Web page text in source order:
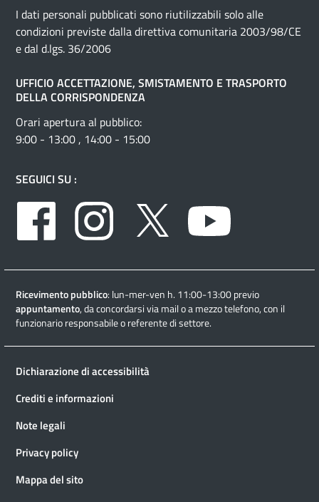
I dati personali pubblicati sono riutilizzabili solo alle
condizioni previste dalla direttiva comunitaria 2003/98/CE
e dal d.lgs. 36/2006
UFFICIO ACCETTAZIONE, SMISTAMENTO E TRASPORTO
DELLA CORRISPONDENZA
Orari apertura al pubblico:
9:00 - 13:00 , 14:00 - 15:00
SEGUICI SU :
Facebook
Instagram Twitter
Ricevimento pubblico: lun-mer-ven h. 11:00-13:00 previo
appuntamento, da concordarsi via mail o a mezzo telefono, con il
funzionario responsabile o referente di settore.
Dichiarazione di accessibilità
Crediti e informazioni
Note legali
Privacy policy
Mappa del sito